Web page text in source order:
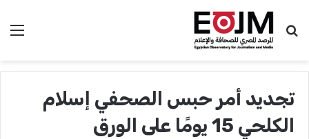
بحث عن
تجديد أمر حبس الصحفي إسلام
الكلحي 15 يومًا على الورق